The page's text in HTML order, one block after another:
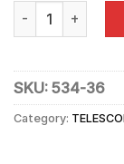
ESCALERA
SKU: 534-36
Category: